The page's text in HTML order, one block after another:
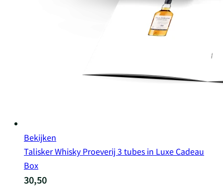
Bekijken
Talisker Whisky Proeverij 3 tubes in Luxe Cadeau
Box
30,50